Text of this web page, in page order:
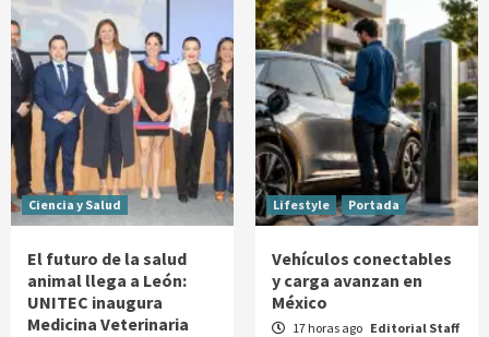
Ciencia y Salud
El futuro de la salud
animal llega a León:
UNITEC inaugura
Medicina Veterinaria
Lifestyle Portada
Vehículos conectables
y carga avanzan en
México
17 horas ago Editorial Staff